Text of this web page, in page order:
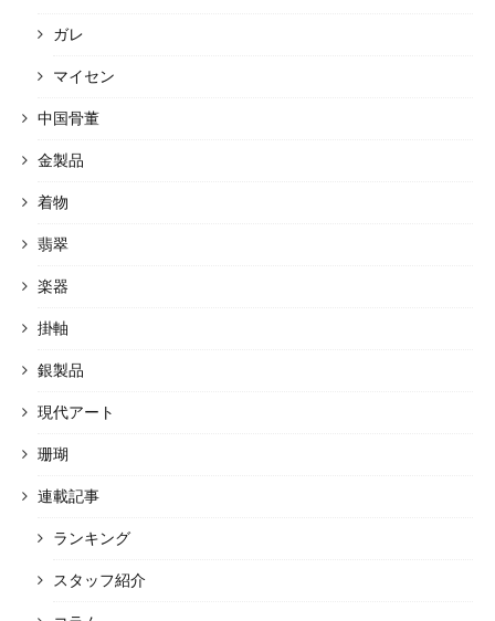
ガレ
マイセン
中国骨董
金製品
着物
翡翠
楽器
掛軸
銀製品
現代アート
珊瑚
連載記事
ランキング
スタッフ紹介